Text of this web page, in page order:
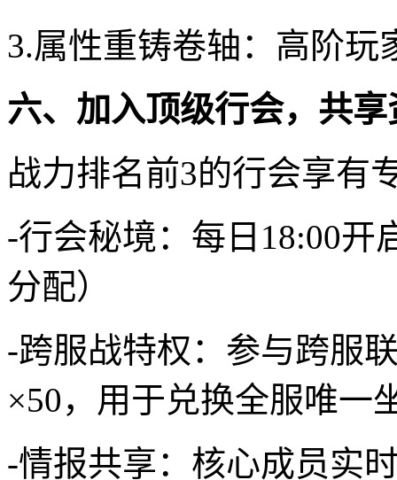
3.属性重铸卷轴：高阶
六、加入顶级行会，共
战力排名前3的行会享有
-行会秘境：每日18:00开
分配）
-跨服战特权：参与跨服
×50，用于兑换全服唯一
-情报共享：核心成员实